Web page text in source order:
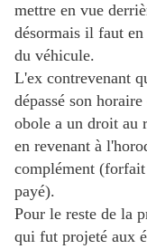
mettre en vue
désormais il faut
du véhicule.
L'ex contrevenant
dépassé son
obole a un droit au
en revenant à
complément
payé).
Pour le reste de la
qui fut projeté aux